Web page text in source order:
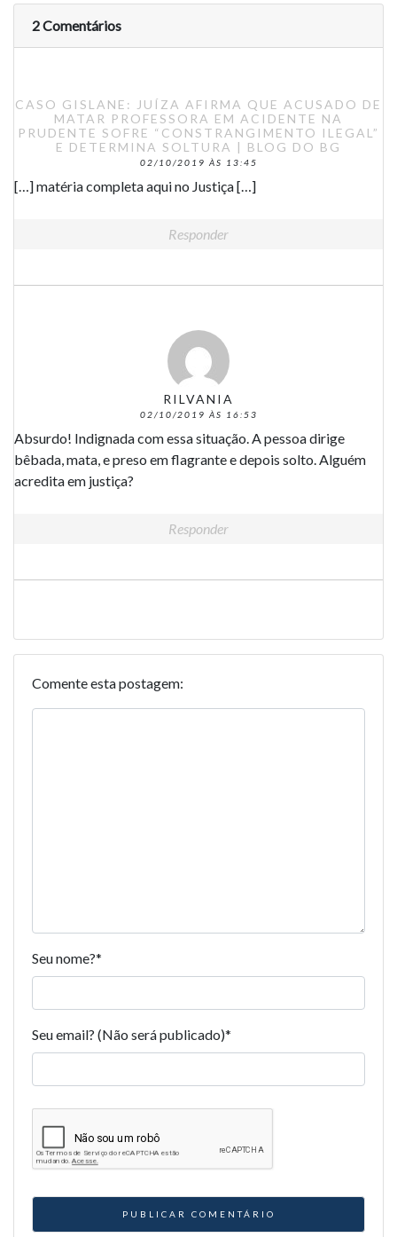
2 Comentários
CASO GISLANE: JUÍZA AFIRMA QUE ACUSADO DE
MATAR PROFESSORA EM ACIDENTE NA
PRUDENTE SOFRE “CONSTRANGIMENTO ILEGAL”
E DETERMINA SOLTURA | BLOG DO BG
02/10/2019 ÀS 13:45
[…] matéria completa aqui no Justiça […]
Responder
RILVANIA
02/10/2019 ÀS 16:53
Absurdo! Indignada com essa situação. A pessoa dirige
bêbada, mata, e preso em flagrante e depois solto. Alguém
acredita em justiça?
Responder
Comente esta postagem:
Seu nome?*
Seu email? (Não será publicado)*